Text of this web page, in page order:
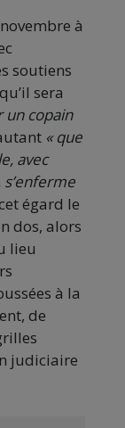
à
soutiens
sera
un copain
« que
avec
égard le
dos, alors
lieu
à la
de
judiciaire